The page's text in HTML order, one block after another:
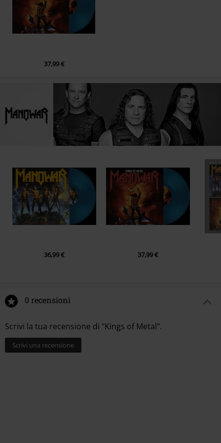
37,99 €
36,99 € 37,99 €
0 recensioni
Scrivi la tua recensione di "Kings of Metal".
Scrivi una recensione